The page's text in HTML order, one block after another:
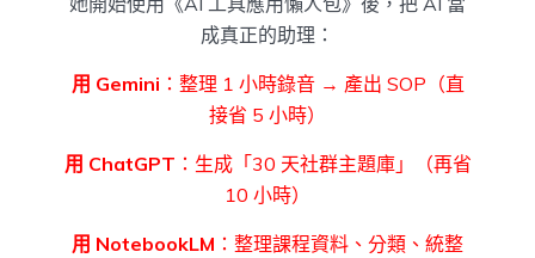
成真正的助理：
用 Gemini ：整理 1 小時錄音 → 產出 SOP（直
接省 5 小時）
用 ChatGPT ：生成「30 天社群主題庫」（再省
10 小時）
用 NotebookLM ：整理課程資料、分類、統整